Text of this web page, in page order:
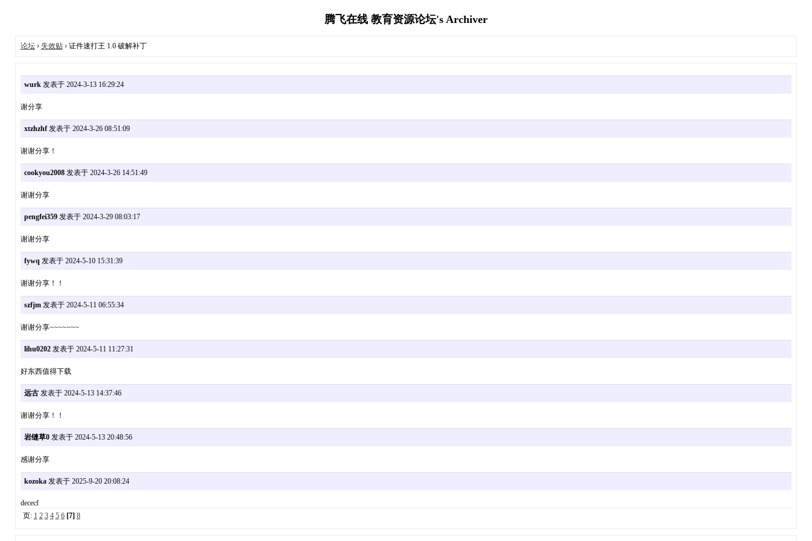
腾飞在线 教育资源论坛's Archiver
论坛› 失效贴› 证件速打王 1.0 破解补丁
wurk发表于 2024-3-13 16:29:24
谢分享
xtzhzhf发表于 2024-3-26 08:51:09
谢谢分享！
cookyou2008发表于 2024-3-26 14:51:49
谢谢分享
pengfei359发表于 2024-3-29 08:03:17
谢谢分享
fywq 发表于 2024-5-10 15:31:39
谢谢分享！！
szfjm发表于 2024-5-11 06:55:34
谢谢分享~~~~~~~
lihu0202发表于 2024-5-11 11:27:31
好东西值得下载
远古发表于 2024-5-13 14:37:46
谢谢分享！！
岩缝草0发表于 2024-5-13 20:48:56
感谢分享
kozoka发表于 2025-9-20 20:08:24
dececf
页: 1 2 3 4 5 6 [7] 8